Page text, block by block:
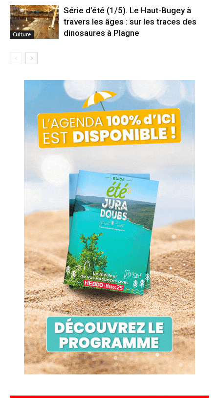
Culture
Série d’été (1/5). Le Haut-Bugey à
travers les âges : sur les traces des
dinosaures à Plagne